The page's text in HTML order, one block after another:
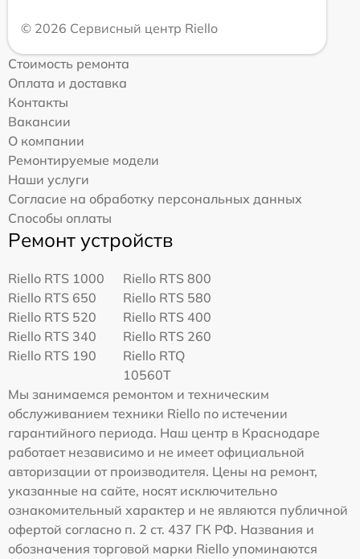
© 2026 Сервисный центр Riello
Стоимость ремонта
Оплата и доставка
Контакты
Вакансии
О компании
Ремонтируемые модели
Наши услуги
Согласие на обработку персональных данных
Способы оплаты
Ремонт устройств
Riello RTS 1000
Riello RTS 800
Riello RTS 650
Riello RTS 580
Riello RTS 520
Riello RTS 400
Riello RTS 340
Riello RTS 260
Riello RTS 190
Riello RTQ
10560T
Мы занимаемся ремонтом и техническим
обслуживанием техники Riello по истечении
гарантийного периода. Наш центр в Краснодаре
работает независимо и не имеет официальной
авторизации от производителя. Цены на ремонт,
указанные на сайте, носят исключительно
ознакомительный характер и не являются публичной
офертой согласно п. 2 ст. 437 ГК РФ. Названия и
обозначения торговой марки Riello упоминаются